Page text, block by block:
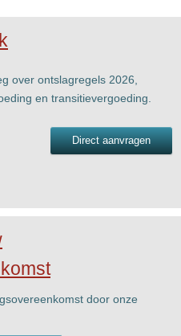
over ontslagregels 2026,
en transitievergoeding.
Direct aanvragen
door onze